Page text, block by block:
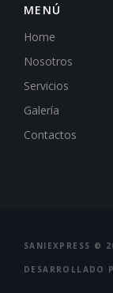
MENÚ
Home
Nosotros
Servicios
Galería
Contactos
SANIEXPRESS ©
DESARROLLADO